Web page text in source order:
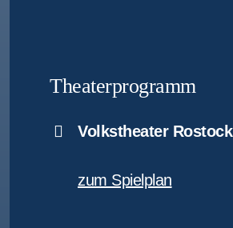
Theaterprogramm
Volkstheater Rostock
zum Spielplan